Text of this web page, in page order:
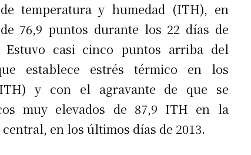
temperatura y humedad (ITH), en
76,9 puntos durante los 22 días de
Estuvo casi cinco puntos arriba del
establece estrés térmico en los
y con el agravante de que se
muy elevados de 87,9 ITH en la
en los últimos días de 2013.